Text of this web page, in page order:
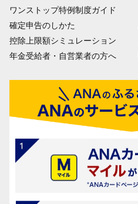
ワンストップ特例制度ガイド
確定申告のしかた
控除上限額シミュレーション
年金受給者・自営業者の方へ